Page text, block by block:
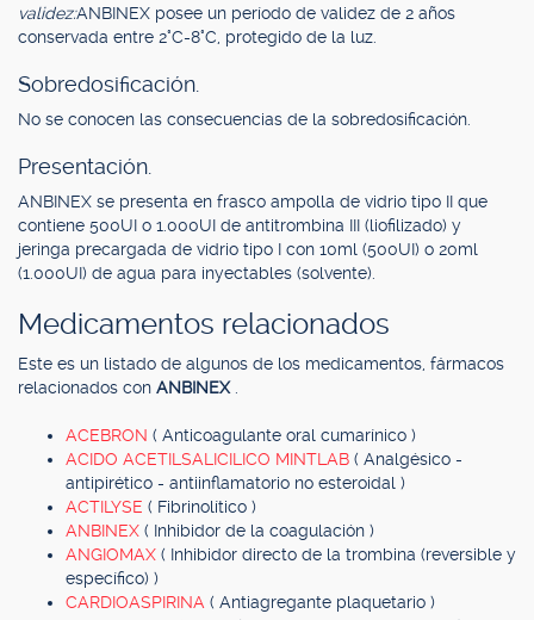
validez:ANBINEX posee un período de validez de 2 años
conservada entre 2°C-8°C, protegido de la luz.
Sobredosificación.
No se conocen las consecuencias de la sobredosificación.
Presentación.
ANBINEX se presenta en frasco ampolla de vidrio tipo II que
contiene 500UI o 1.000UI de antitrombina III (liofilizado) y
jeringa precargada de vidrio tipo I con 10ml (500UI) o 20ml
(1.000UI) de agua para inyectables (solvente).
Medicamentos relacionados
Este es un listado de algunos de los medicamentos, fármacos
relacionados con ANBINEX
ACEBRON ( Anticoagulante oral cumarínico )
ACIDO ACETILSALICILICO MINTLAB ( Analgésico -
antipirético - antiinflamatorio no esteroidal )
ACTILYSE ( Fibrinolítico )
ANBINEX ( Inhibidor de la coagulación )
ANGIOMAX ( Inhibidor directo de la trombina (reversible y
específico) )
CARDIOASPIRINA ( Antiagregante plaquetario )